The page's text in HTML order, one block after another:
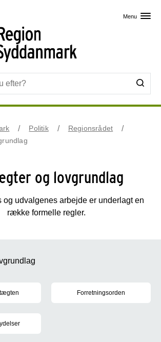
Menu
Politik
Regionsrådet
og lovgrundlag
og udvalgenes arbejde er underlagt en
række formelle regler.
Forretningsorden